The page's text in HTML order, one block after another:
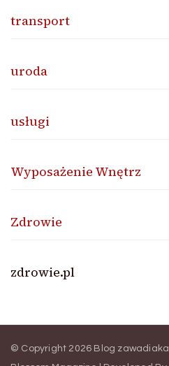
transport
uroda
usługi
Wyposażenie Wnętrz
Zdrowie
zdrowie.pl
© Copyright 2026 Blog zawadiaka